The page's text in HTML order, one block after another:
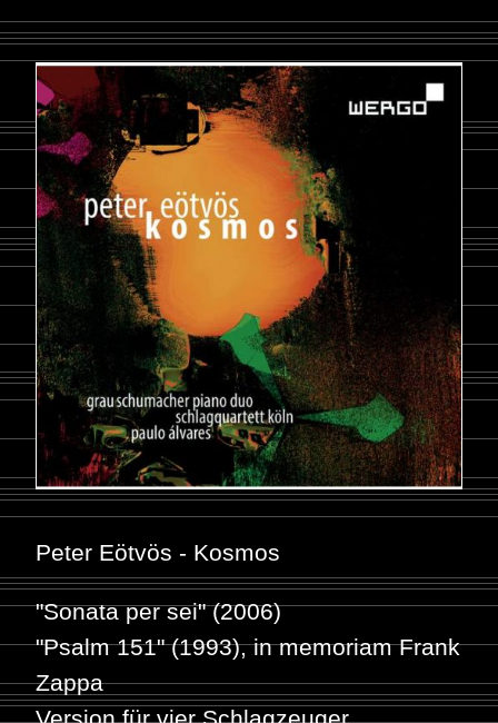
Peter Eötvös - Kosmos
"Sonata per sei" (2006)
"Psalm 151" (1993), in memoriam Frank
Zappa